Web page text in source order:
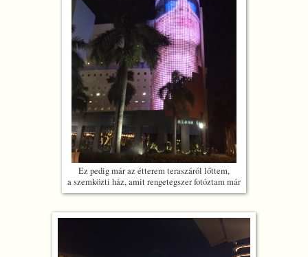
Ez pedig már az étterem teraszáról lőttem,
a szemközti ház, amit rengetegszer fotóztam már